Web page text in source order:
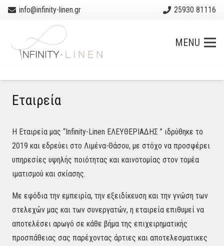
info@infinity-linen.gr 25930 81116
MENU
Εταιρεία
Η Εταιρεία μας “Infinity-Linen ΕΛΕΥΘΕΡΙΑΔΗΣ ” ιδρύθηκε το
2019 και εδρεύει στο Λιμένα-Θάσου, με στόχο να προσφέρει
υπηρεσίες υψηλής ποιότητας και καινοτομίας στον τομέα
ιματισμού και σκίασης.
Με εφόδια την εμπειρία, την εξειδίκευση και την γνώση των
στελεχών μας και των συνεργατών, η εταιρεία επιθυμεί να
αποτελέσει αρωγό σε κάθε βήμα της επιχειρηματικής
προσπάθειας σας παρέχοντας άρτιες και αποτελεσματικες